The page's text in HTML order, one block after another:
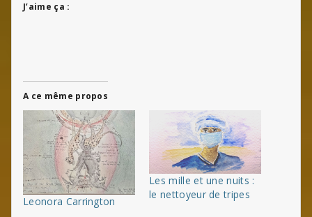
J’aime ça :
A ce même propos
Leonora Carrington
Les mille et une nuits :
le nettoyeur de tripes